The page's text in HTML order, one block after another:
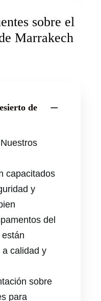
sobre el
Marrakech
de
capacitados
y
del
calidad y
sobre
para